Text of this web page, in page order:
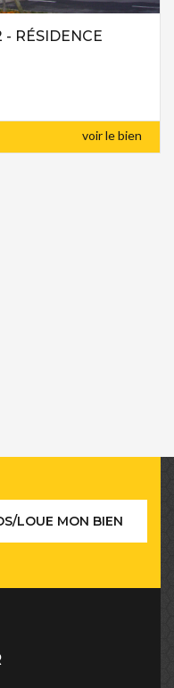
RÉSIDENCE
voir le bien
LOUE MON BIEN